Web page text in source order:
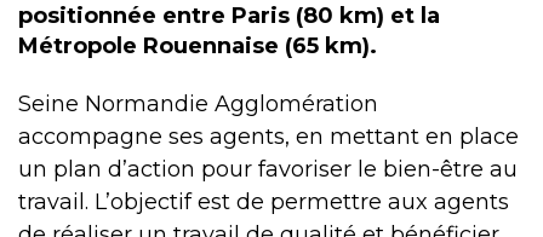
positionnée entre Paris (80 km) et la
Métropole Rouennaise (65 km).
Seine Normandie Agglomération
accompagne ses agents, en mettant en place
un plan d’action pour favoriser le bien-être au
travail. L’objectif est de permettre aux agents